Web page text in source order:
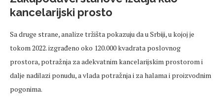
kancelarijski prosto
Sa druge strane, analize tržišta pokazuju da u Srbiji, u kojoj je
tokom 2022. izgrađeno oko 120.000 kvadrata poslovnog
prostora, potražnja za adekvatnim kancelarijskim prostorom i
dalje nadilazi ponudu, a vlada potražnja i za halama i proizvodnim
pogonima.